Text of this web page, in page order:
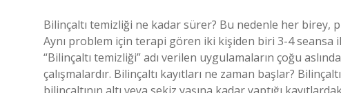
Bilinçaltı temizliği ne kadar sürer? Bu nedenle her birey,
Aynı problem için terapi gören iki kişiden biri 3-4
“Bilinçaltı temizliği” adı verilen uygulamaların çoğu
çalışmalardır. Bilinçaltı kayıtları ne zaman başlar?